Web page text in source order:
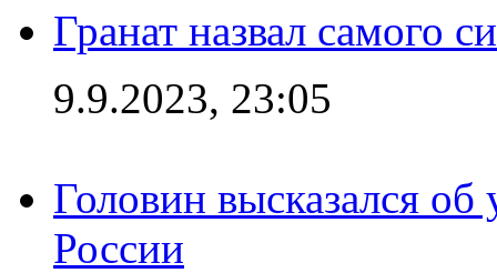
Гранат назвал самого
9.9.2023, 23:05
Головин высказался
России